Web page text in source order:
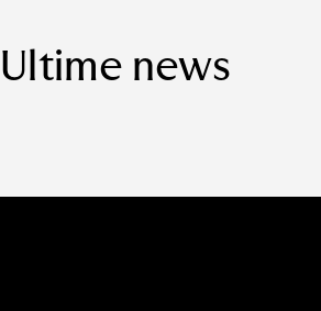
Ultime news